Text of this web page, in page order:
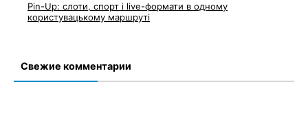
Pin-Up: слоти, спорт і live-формати в одному
користувацькому маршруті
Свежие комментарии